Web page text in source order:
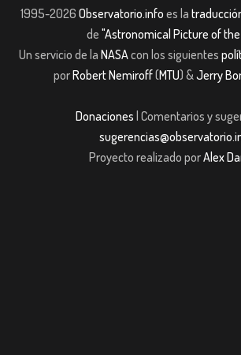
1995-2026 Observatorio.info es la
de "Astronomical Picture of the
Un servicio de la NASAcon los siguientes
porRobert Nemiroff(MTU) &Jerry
Donaciones | Comentarios y
Proyecto realizado porAlex